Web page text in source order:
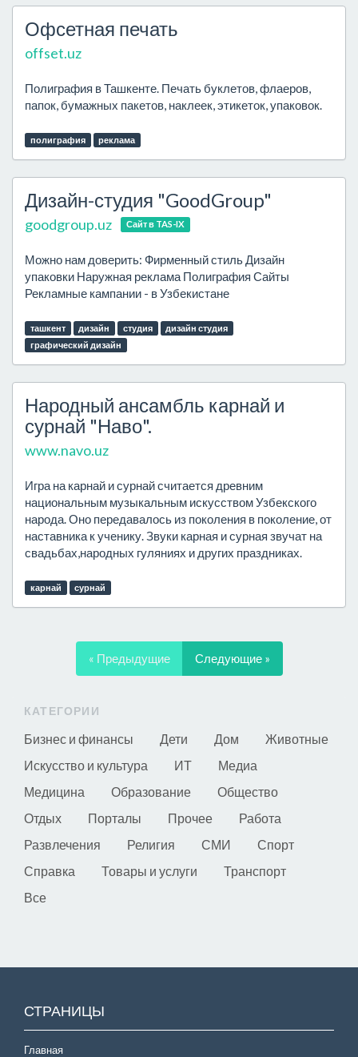
Офсетная печать
offset.uz
Полиграфия в Ташкенте. Печать буклетов, флаеров,
папок, бумажных пакетов, наклеек, этикеток, упаковок.
полиграфия реклама
Дизайн-студия "GoodGroup"
goodgroup.uz Сайт в TAS-IX
Можно нам доверить: Фирменный стиль Дизайн
упаковки Наружная реклама Полиграфия Сайты
Рекламные кампании - в Узбекистане
ташкент дизайн студия
дизайн студия
графический дизайн
Народный ансамбль карнай и
сурнай "Наво".
www.navo.uz
Игра на карнай и сурнай считается древним
национальным музыкальным искусством Узбекского
народа. Оно передавалось из поколения в поколение, от
наставника к ученику. Звуки карная и сурная звучат на
свадьбах,народных гуляниях и других праздниках.
карнай сурнай
« Предыдущие Следующие »
КАТЕГОРИИ
Бизнес и финансы Дети Дом
Животные
Искусство и культура
ИТ
Медиа
Медицина
Образование
Общество
Отдых
Порталы Прочее
Работа
Развлечения
Религия СМИ
Спорт
Справка
Товары и услуги
Транспорт
Все
СТРАНИЦЫ
Главная